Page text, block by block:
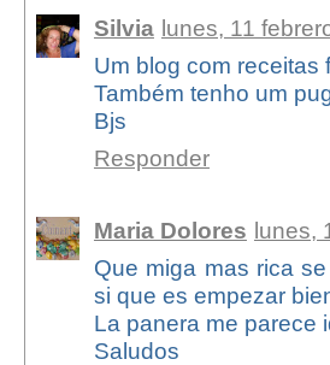
Silvia lunes, 11
Um blog com receitas
Também tenho um
Bjs
Responder
Maria Dolores lunes,
Que miga mas rica
si que es empezar
La panera me parece
Saludos